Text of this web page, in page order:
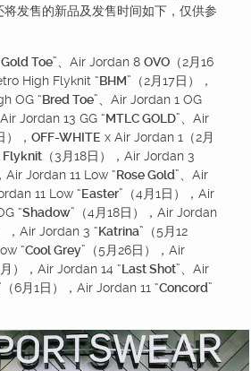
发售的新品及发售时间如下，仅供参
Gold Toe”、Air Jordan 8 OVO （2月16
High Flyknit “BHM”（2月17日），
OG “Bred Toe”、Air Jordan 1 OG
Jordan 13 GG “MTLC GOLD”、Air
）， OFF-WHITE x Air Jordan 1（2月
Flyknit （3月18日），Air Jordan 3
Air Jordan 11 Low “Rose Gold”、Air
11 Low “Easter”（4月1日），Air
“Shadow”（4月18日），Air Jordan
，Air Jordan 3 “Katrina”（5月12
“Cool Grey”（5月26日），Air
），Air Jordan 14 “Last Shot”、Air
（6月1日），Air Jordan 11 “Concord”